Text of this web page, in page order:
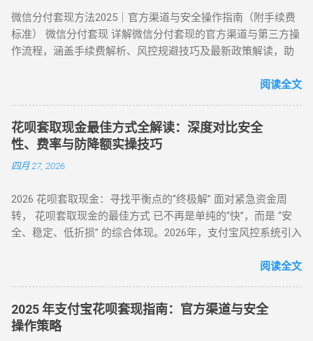
化 ：交替使用扫码支付、生活缴费、电商购...
物转手 天猫/京东买手机回购 约 5% T+1 / T+2 话费/流量代充
帮亲友充值并代收现金 约 2% 即时 黄金/硬通货模式 支付宝黄
金回购或实物金 视金价波动 2-3个工作日 二、 深度步骤：花呗
是 2026 年权重最高的方法。在天猫旗舰店挑选一款热门手机
（如 iPh...
微信分付套现方法2025｜官方渠道与安全操作指南（附手续费
标准） 微信分付套现 详解微信分付套现的官方渠道与第三方操
作流程，涵盖手续费解析、风控规避技巧及最新政策解读，助
年新规：微信支付强化分付风控，禁止直接套现（引用央行
（第三方支付研究院数据） 主流方式：通过虚拟商品交易（占
比68%）、线下商家合作（占比22%） 二、微信分付套现操作
指南（2025最新流程） 官方渠道：分付还款抵扣（合规但有限
制） 路径：微信→钱包→分付→还款→使用分付额度还款 限
易（主流方法） 选择支持分付的电商平台（如美团、苏宁易
购） 购买电子礼品卡/话费充值（建议≤2000元/笔） 联系回收
商变现，手续费8%-15% 线下商家合作：扫码套现（需深度信
阅读全文
花呗套取现金最佳方式全解读：深度对比安全
性、费率与防降额实操技巧
四月 27, 2026
2026 花呗套取现金：寻找平衡点的“终极解” 面对紧急资金周
转， 花呗套取现金的最佳方式 已不再是单纯的“快”，而是 “安
全、稳定、低折损” 的综合体现。2026年，支付宝风控系统引入
足之地。经过行业深度评测，目前的最佳方式被定义为基于真
服务费率为 6.5% - 8.8% 。 行业首选 抗风控权重最高 24H 实时
响应 很多用户由于信息不对称，往往在“追求低费率”和“确保安
全性”之间左右为难。本文将从职业周转人的视角，为您全方位
阅读全文
2025 年支付宝花呗套现指南：官方渠道与安全
操作策略